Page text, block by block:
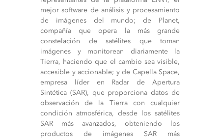
mejor software de análisis y procesamiento
de imágenes del mundo; de Planet,
compañía que opera la más grande
constelación de satélites que toman
imágenes y monitorean diariamente la
Tierra, haciendo que el cambio sea visible,
accesible y accionable; y de Capella Space,
empresa líder en Radar de Apertura
Sintética (SAR), que proporciona datos de
observación de la Tierra con cualquier
condición atmosférica, desde los satélites
SAR más avanzados, obteniendo los
productos de imágenes SAR más